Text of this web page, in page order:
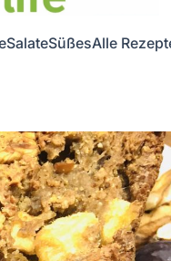
SalateSüßesAlle